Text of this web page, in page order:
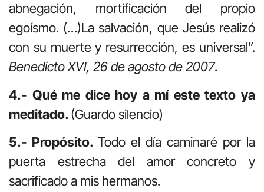
abnegación, mortificación del propio
egoísmo. (…)La salvación, que Jesús realizó
con su muerte y resurrección, es universal”.
Benedicto XVI, 26 de agosto de 2007.
4.- Qué me dice hoy a mí este texto ya
meditado.(Guardo silencio)
5.- Propósito. Todo el día caminaré por la
puerta estrecha del amor concreto y
sacrificado a mis hermanos.